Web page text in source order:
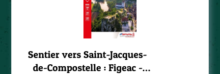
Sentier vers Saint-Jacques-
de-Compostelle : Figeac -